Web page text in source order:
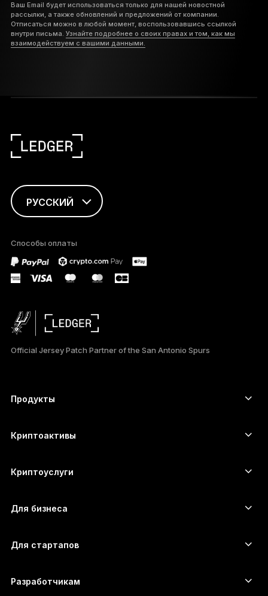
Ваш Email будет использоваться только для нашей новостной
рассылки, а также обновлений и предложений от компании.
Отписаться можно в любой момент, воспользовавшись ссылкой
внутри письма. Узнайте подробнее о своих правах и том, как мы
взаимодействуем с вашими данными.
РУССКИЙ
FRANÇAIS
TÜRKÇE
DEUTSCH
PORTUGUÊS
简体中文
العربية
Способы оплаты
Official Jersey Patch Partner of the San Antonio Spurs
Продукты
Аппаратный кошелёк
Ledger Stax
Ledger Nano Classics
Наборы
Все продукты
Криптоактивы
Ethereum-кошелёк
Cardano-кошелёк
Monero-кошелёк
Полный список активов
Криптоуслуги
Купить криптовалюту
Обменять криптовалюту
Для бизнеса
Для стартапов
Разработчикам